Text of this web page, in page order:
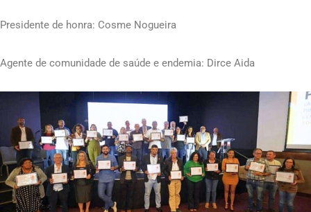
Presidente de honra: Cosme Nogueira
Agente de comunidade de saúde e endemia: Dirce Aida